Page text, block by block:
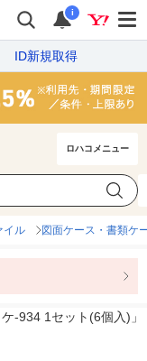
i
ID新規取得
ロハコメニュー
イル 図面ケース・書類ケ